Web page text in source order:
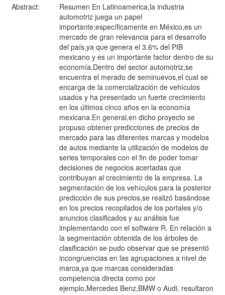
Abstract:
Resumen En Latinoamerica,la industria
automotriz juega un papel
importante;específicamente en México,es un
mercado de gran relevancia para el desarrollo
del país,ya que genera el 3.6% del PIB
mexicano y es un importante factor dentro de su
economía.Dentro del sector automotriz,se
encuentra el merado de seminuevos,el cual se
encarga de la comercialización de vehículos
usados y ha presentado un fuerte crecimiento
en los últimos cinco años en la economía
mexicana.En general,en dicho proyecto se
propuso obtener predicciones de precios de
mercado para las diferentes marcas y modelos
de autos mediante la utilización de modelos de
series temporales con el fin de poder tomar
decisiones de negocios acertadas que
contribuyan al crecimiento de la empresa. La
segmentación de los vehículos para la posterior
predicción de sus precios,se realizó basándose
en los precios recopilados de los portales y/o
anuncios clasificados y su análisis fue
implementando con el software R. En relación a
la segmentación obtenida de los árboles de
clasificación se pudo observar que se presentó
incongruencias en las agrupaciones a nivel de
marca,ya que marcas consideradas
competencia directa como por
ejemplo,Mercedes Benz,BMW o Audi, resultaron